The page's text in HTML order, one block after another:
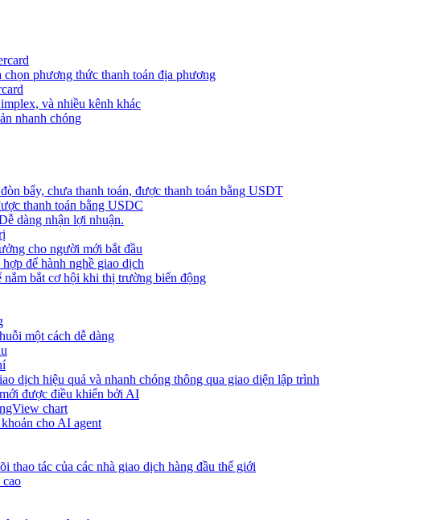
phương thức thanh toán địa phương
và nhiều kênh khác
nhanh chóng
bẩy, chưa thanh toán, được thanh toán bằng USDT
thanh toán bằng USDC
dàng nhận lợi nhuận.
cho người mới bắt đầu
để hành nghề giao dịch
bắt cơ hội khi thị trường biến động
một cách dễ dàng
dịch hiệu quả và nhanh chóng thông qua giao diện lập trình
được điều khiển bởi AI
chart
cho AI agent
thao tác của các nhà giao dịch hàng đầu thế giới